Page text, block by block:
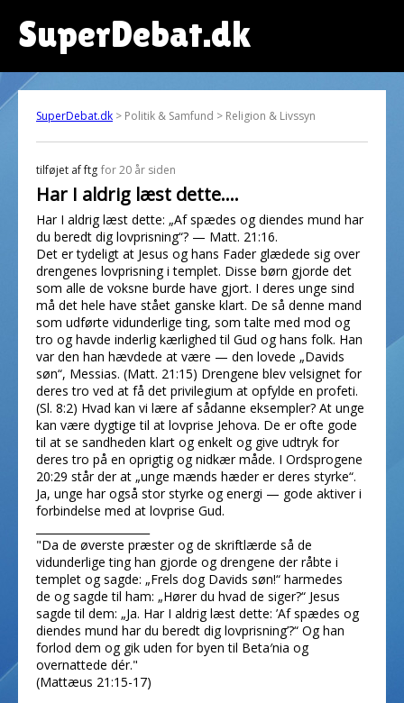
SuperDebat.dk
SuperDebat.dk > Politik & Samfund > Religion & Livssyn
tilføjet afftg for 20 år siden
Har I aldrig læst dette....
Har I aldrig læst dette: „Af spædes og diendes mund har
du beredt dig lovprisning“? — Matt. 21:16.
Det er tydeligt at Jesus og hans Fader glædede sig over
drengenes lovprisning i templet. Disse børn gjorde det
som alle de voksne burde have gjort. I deres unge sind
må det hele have stået ganske klart. De så denne mand
som udførte vidunderlige ting, som talte med mod og
tro og havde inderlig kærlighed til Gud og hans folk. Han
var den han hævdede at være — den lovede „Davids
søn“, Messias. (Matt. 21:15) Drengene blev velsignet for
deres tro ved at få det privilegium at opfylde en profeti.
(Sl. 8:2) Hvad kan vi lære af sådanne eksempler? At unge
kan være dygtige til at lovprise Jehova. De er ofte gode
til at se sandheden klart og enkelt og give udtryk for
deres tro på en oprigtig og nidkær måde. I Ordsprogene
20:29 står der at „unge mænds hæder er deres styrke“.
Ja, unge har også stor styrke og energi — gode aktiver i
forbindelse med at lovprise Gud.
"Da de øverste præster og de skriftlærde så de
vidunderlige ting han gjorde og drengene der råbte i
templet og sagde: „Frels dog Davids søn!“ harmedes
de og sagde til ham: „Hører du hvad de siger?“ Jesus
sagde til dem: „Ja. Har I aldrig læst dette: ’Af spædes og
diendes mund har du beredt dig lovprisning’?“ Og han
forlod dem og gik uden for byen til Beta′nia og
overnattede dér."
(Mattæus 21:15-17)